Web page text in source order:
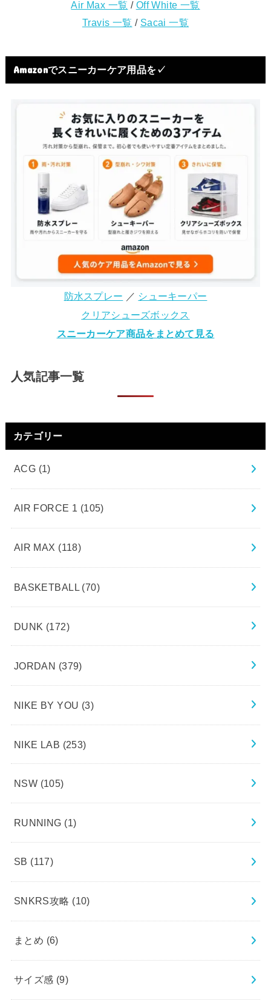
Air Max 一覧 / Off White 一覧
Travis 一覧 / Sacai 一覧
Amazonでスニーカーケア用品を✓
防水スプレー ／ シューキーパー
クリアシューズボックス
スニーカーケア商品をまとめて見る
人気記事一覧
カテゴリー
ACG (1)
AIR FORCE 1 (105)
AIR MAX (118)
BASKETBALL (70)
DUNK (172)
JORDAN (379)
NIKE BY YOU (3)
NIKE LAB (253)
NSW (105)
RUNNING (1)
SB (117)
SNKRS攻略 (10)
まとめ (6)
サイズ感 (9)